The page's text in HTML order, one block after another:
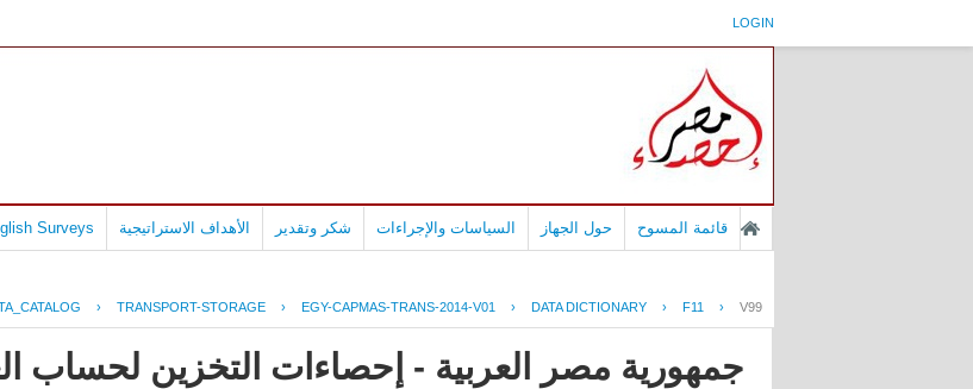
LOGIN
قائمة المسوح حول الجهاز السياسات والإجراءات شكر وتقدير الأهداف الاستراتيجية Surveys
› TRANSPORT-STORAGE › EGY-CAPMAS-TRANS-2014-V01 › DATA DICTIONARY › F11 › V99